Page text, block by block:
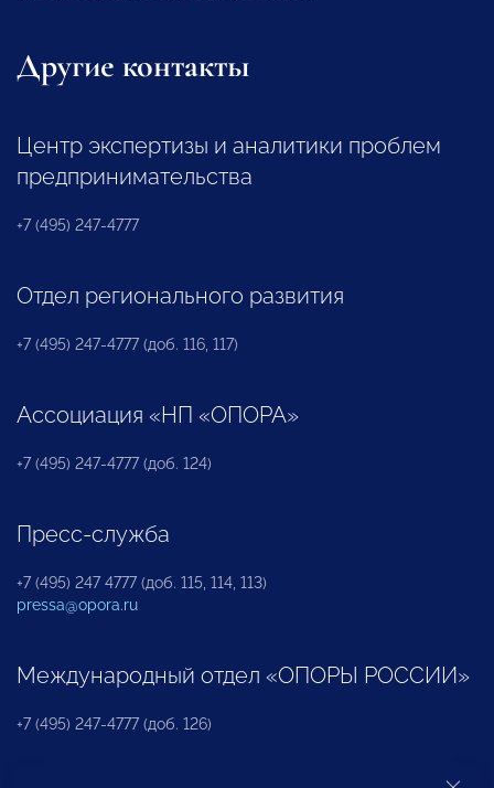
Другие контакты
Центр экспертизы и аналитики проблем
предпринимательства
+7 (495) 247-4777
Отдел регионального развития
+7 (495) 247-4777 (доб. 116, 117)
Ассоциация «НП «ОПОРА»
+7 (495) 247-4777 (доб. 124)
Пресс-служба
+7 (495) 247 4777 (доб. 115, 114, 113)
pressa@opora.ru
Международный отдел «ОПОРЫ РОССИИ»
+7 (495) 247-4777 (доб. 126)